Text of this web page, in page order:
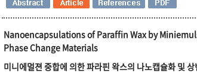
Nanoencapsulations of Paraffin Wax by
Phase Change Materials
미니에멀젼 중합에 의한 파라핀 왁스의 나노캡슐화 및